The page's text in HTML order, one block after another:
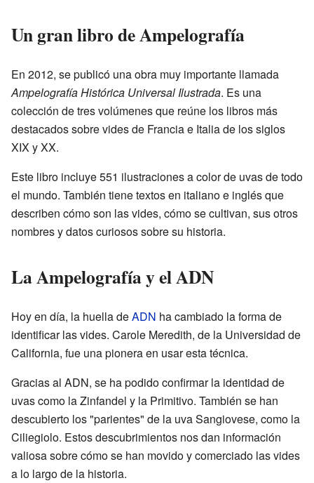
Un gran libro de Ampelografía
En 2012, se publicó una obra muy importante llamada
Ampelografía Histórica Universal Ilustrada. Es una
colección de tres volúmenes que reúne los libros más
destacados sobre vides de Francia e Italia de los siglos
XIX y XX.
Este libro incluye 551 ilustraciones a color de uvas de todo
el mundo. También tiene textos en italiano e inglés que
describen cómo son las vides, cómo se cultivan, sus otros
nombres y datos curiosos sobre su historia.
La Ampelografía y el ADN
Hoy en día, la huella deADN ha cambiado la forma de
identificar las vides. Carole Meredith, de la Universidad de
California, fue una pionera en usar esta técnica.
Gracias al ADN, se ha podido confirmar la identidad de
uvas como la Zinfandel y la Primitivo. También se han
descubierto los "parientes" de la uva Sangiovese, como la
Ciliegiolo. Estos descubrimientos nos dan información
valiosa sobre cómo se han movido y comerciado las vides
a lo largo de la historia.